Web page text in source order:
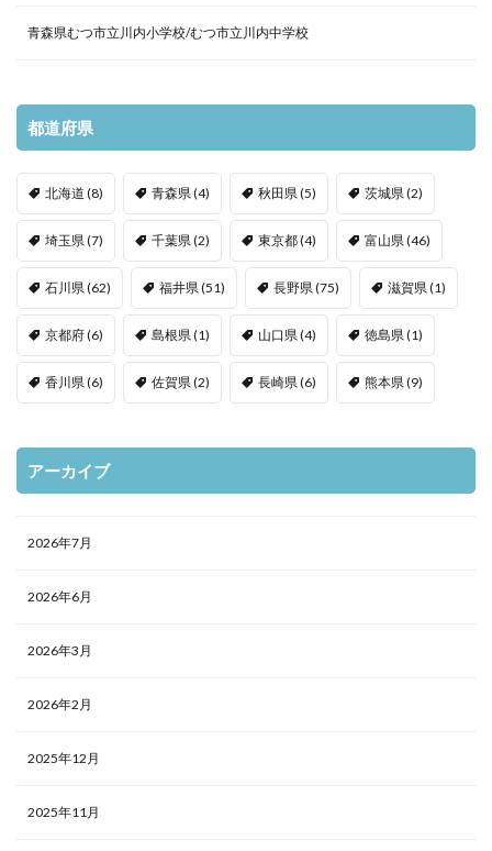
青森県むつ市立川内小学校/むつ市立川内中学校
都道府県
北海道 (8) 青森県(4) 秋田県(5) 茨城県(2)
埼玉県(7) 千葉県(2) 東京都(4) 富山県(46)
石川県(62) 福井県(51) 長野県(75) 滋賀県(1)
京都府(6) 島根県(1) 山口県(4) 徳島県(1)
香川県(6) 佐賀県(2) 長崎県(6) 熊本県(9)
アーカイブ
2026年7月
2026年6月
2026年3月
2026年2月
2025年12月
2025年11月